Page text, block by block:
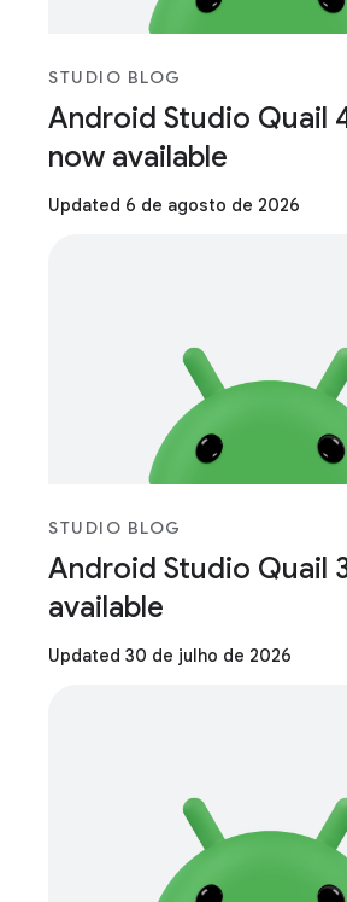
STUDIO BLOG
Android Studio Quail
now available
Updated 6 de agosto de 2026
STUDIO BLOG
Android Studio Quail
available
Updated 30 de julho de 2026